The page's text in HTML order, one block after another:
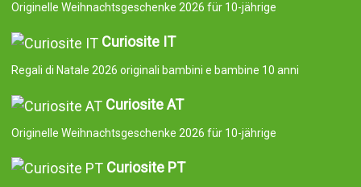
Originelle Weihnachtsgeschenke 2026 für 10-jährige
Curiosite IT
Regali di Natale 2026 originali bambini e bambine 10 anni
Curiosite AT
Originelle Weihnachtsgeschenke 2026 für 10-jährige
Curiosite PT